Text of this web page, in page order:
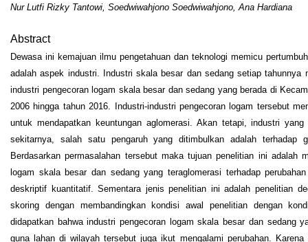
Nur Lutfi Rizky Tantowi, Soedwiwahjono Soedwiwahjono, Ana Hardiana
Abstract
Dewasa ini kemajuan ilmu pengetahuan dan teknologi memicu
adalah aspek industri. Industri skala besar dan sedang setiap tahunnya
industri pengecoran logam skala besar dan sedang yang berada di
2006 hingga tahun 2016. Industri-industri pengecoran logam tersebut
untuk mendapatkan keuntungan aglomerasi. Akan tetapi, industri
sekitarnya, salah satu pengaruh yang ditimbulkan adalah terhadap
Berdasarkan permasalahan tersebut maka tujuan penelitian ini adalah
logam skala besar dan sedang yang teraglomerasi terhadap
deskriptif kuantitatif. Sementara jenis penelitian ini adalah penelitian
skoring dengan membandingkan kondisi awal penelitian dengan
didapatkan bahwa industri pengecoran logam skala besar dan sedang
guna lahan di wilayah tersebut juga ikut mengalami perubahan.